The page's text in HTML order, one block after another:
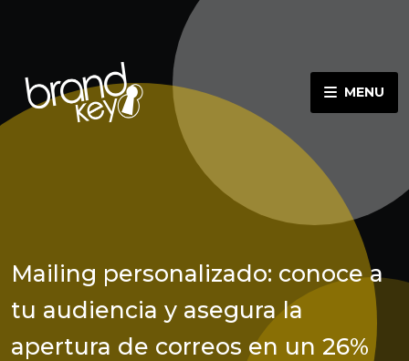
MENU
Mailing personalizado: conoce a
tu audiencia y asegura la
apertura de correos en un 26%